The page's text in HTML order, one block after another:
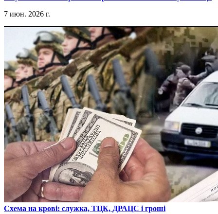
7 июн. 2026 г.
​Схема на крові: служка, ТЦК, ДРАЦС і гроші